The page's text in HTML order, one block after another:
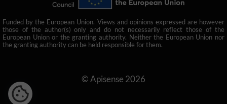
Funded by the European Union. Views and opinions expressed are however
those of the author(s) only and do not necessarily reflect those of the
European Union or the granting authority. Neither the European Union nor
the granting authority can be held responsible for them.
© Apisense 2026